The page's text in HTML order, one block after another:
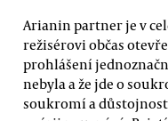
Arianin partner je v
režisérovi občas
prohlášení
nebyla a že jde o
soukromí a